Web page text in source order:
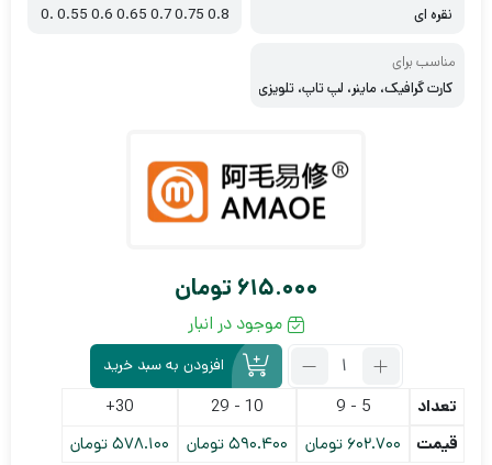
نقره ای
0.8 0.75 0.7 0.65 0.6 0.55 0.
مناسب برای
کارت گرافیک، ماینر، لپ تاپ، تلویزی
615.000 تومان
موجود در انبار
تعداد:
همه
و
افزودن به سبد خرید
تعداد 5 - 9
10 - 29
30+
قیمت
602.700 تومان 590.400تومان 578.100تومان